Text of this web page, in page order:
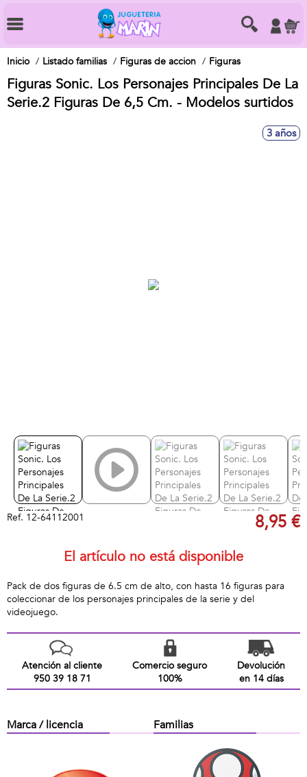
Inicio Listado familias Figuras de accion Figuras
Figuras Sonic. Los Personajes Principales De La
Serie.2 Figuras De 6,5 Cm. - Modelos surtidos
3 años
Ref. 12-64112001 8,95 €
El artículo no está disponible
Pack de dos figuras de 6.5 cm de alto, con hasta 16 figuras para
coleccionar de los personajes principales de la serie y del
videojuego.
Atención al cliente
950 39 18 71
Comercio seguro
100%
Devolución
en 14 días
Marca / licencia Familias